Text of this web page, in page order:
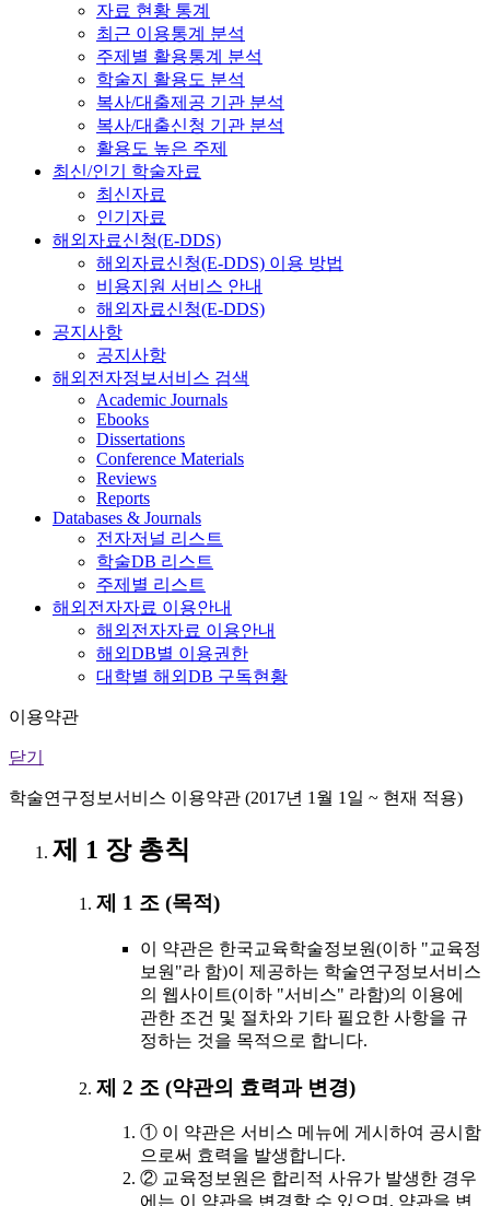
자료 현황 통계
최근 이용통계 분석
주제별 활용통계 분석
학술지 활용도 분석
복사/대출제공 기관 분석
복사/대출신청 기관 분석
활용도 높은 주제
최신/인기 학술자료
최신자료
인기자료
해외자료신청(E-DDS)
해외자료신청(E-DDS) 이용 방법
비용지원 서비스 안내
해외자료신청(E-DDS)
공지사항
공지사항
해외전자정보서비스 검색
Academic Journals
Ebooks
Dissertations
Conference Materials
Reviews
Reports
Databases & Journals
전자저널 리스트
학술DB 리스트
주제별 리스트
해외전자자료 이용안내
해외전자자료 이용안내
해외DB별 이용권한
대학별 해외DB 구독현황
이용약관
닫기
학술연구정보서비스 이용약관 (2017년 1월 1일 ~ 현재 적용)
제 1 장 총칙
제 1 조 (목적)
이 약관은 한국교육학술정보원(이하 "교육정
보원"라 함)이 제공하는 학술연구정보서비스
의 웹사이트(이하 "서비스" 라함)의 이용에
관한 조건 및 절차와 기타 필요한 사항을 규
정하는 것을 목적으로 합니다.
제 2 조 (약관의 효력과 변경)
① 이 약관은 서비스 메뉴에 게시하여 공시함
으로써 효력을 발생합니다.
② 교육정보원은 합리적 사유가 발생한 경우
에는 이 약관을 변경할 수 있으며, 약관을 변